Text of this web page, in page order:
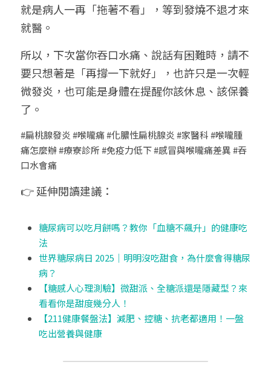
就是病人一再「拖著不看」，等到發燒不退才來
就醫。
所以，下次當你吞口水痛、說話有困難時，請不
要只想著是「再撐一下就好」，也許只是一次輕
微發炎，也可能是身體在提醒你該休息、該保養
了。
#扁桃腺發炎 #喉嚨痛 #化膿性扁桃腺炎 #家醫科 #喉嚨腫
痛怎麼辦 #療寮診所 #免疫力低下 #感冒與喉嚨痛差異 #吞
口水會痛
👉 延伸閱讀建議：
糖尿病可以吃月餅嗎？教你「血糖不飆升」的健康吃
法
世界糖尿病日 2025｜明明沒吃甜食，為什麼會得糖尿
病？
【糖感人心理測驗】微甜派、全糖派還是隱藏型？來
看看你是甜度幾分人！
【211健康餐盤法】減肥、控糖、抗老都適用！一盤
吃出營養與健康